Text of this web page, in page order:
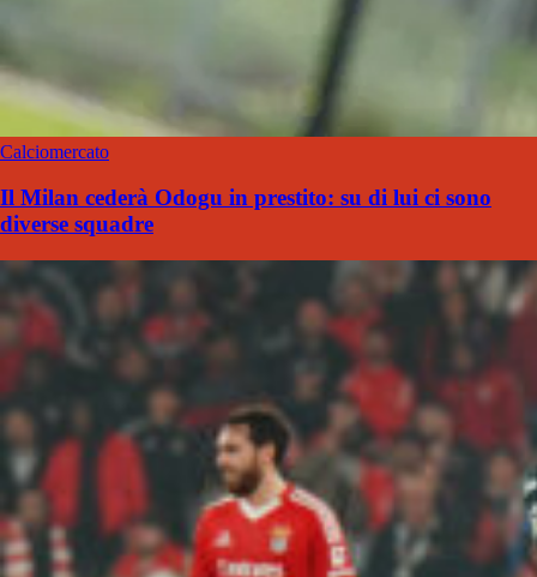
Calciomercato
Il Milan cederà Odogu in prestito: su di lui ci sono
diverse squadre